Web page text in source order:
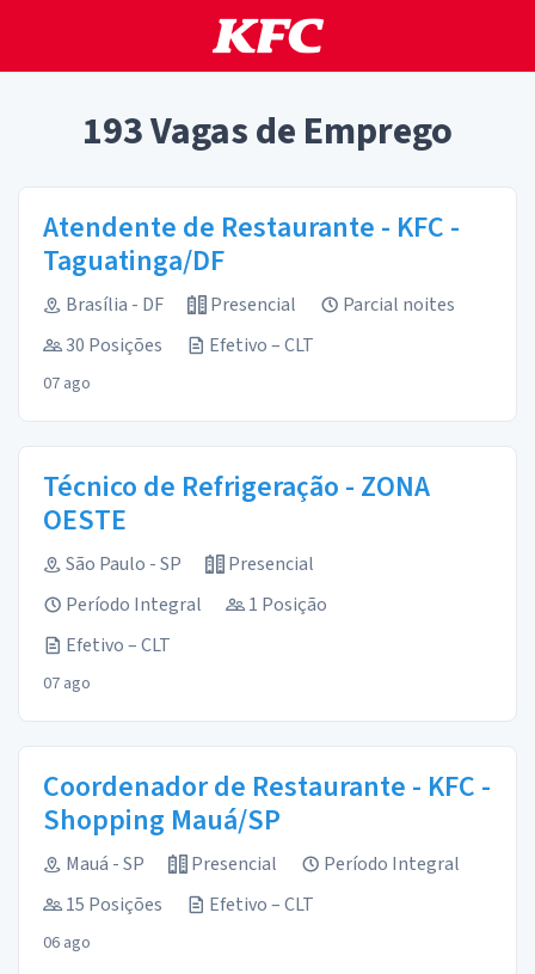
193Vagas de Emprego
Atendente de Restaurante - KFC -
Taguatinga/DF
Brasília - DF Presencial
Parcial noites
30 Posições
Efetivo – CLT
07 ago
Técnico de Refrigeração - ZONA
OESTE
São Paulo - SP
Presencial
Período Integral
1 Posição
Efetivo – CLT
07 ago
Coordenador de Restaurante - KFC -
Shopping Mauá/SP
Mauá - SP Presencial
Período Integral
15 Posições
Efetivo – CLT
06 ago